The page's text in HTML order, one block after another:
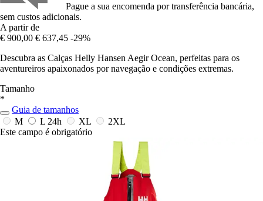
Pague a sua encomenda por transferência bancária,
sem custos adicionais.
A partir de
€ 900,00 € 637,45 -29%
Descubra as Calças Helly Hansen Aegir Ocean, perfeitas para os
aventureiros apaixonados por navegação e condições extremas.
Tamanho
*
Guia de tamanhos
M
L 24h XL
2XL
Este campo é obrigatório